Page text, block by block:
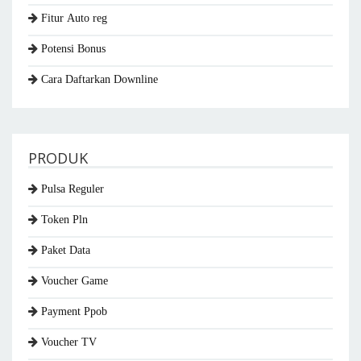
Fitur Auto reg
Potensi Bonus
Cara Daftarkan Downline
PRODUK
Pulsa Reguler
Token Pln
Paket Data
Voucher Game
Payment Ppob
Voucher TV